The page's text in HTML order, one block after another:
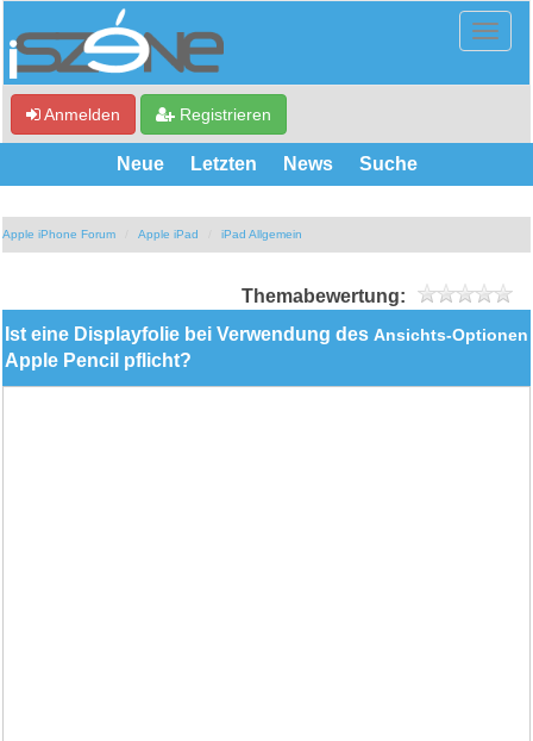
Anmelden Registrieren
Neue Letzten News Suche
Apple iPhone Forum Apple iPad iPad Allgemein
Themabewertung:
Ansichts-Optionen
Ist eine Displayfolie bei Verwendung des
Apple Pencil pflicht?